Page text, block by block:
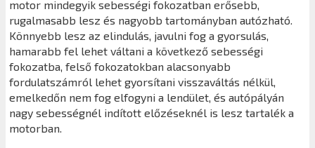
motor mindegyik sebességi fokozatban erősebb,
rugalmasabb lesz és nagyobb tartományban autózható.
Könnyebb lesz az elindulás, javulni fog a gyorsulás,
hamarabb fel lehet váltani a következő sebességi
fokozatba, felső fokozatokban alacsonyabb
fordulatszámról lehet gyorsítani visszaváltás nélkül,
emelkedőn nem fog elfogyni a lendület, és autópályán
nagy sebességnél indított előzéseknél is lesz tartalék a
motorban.